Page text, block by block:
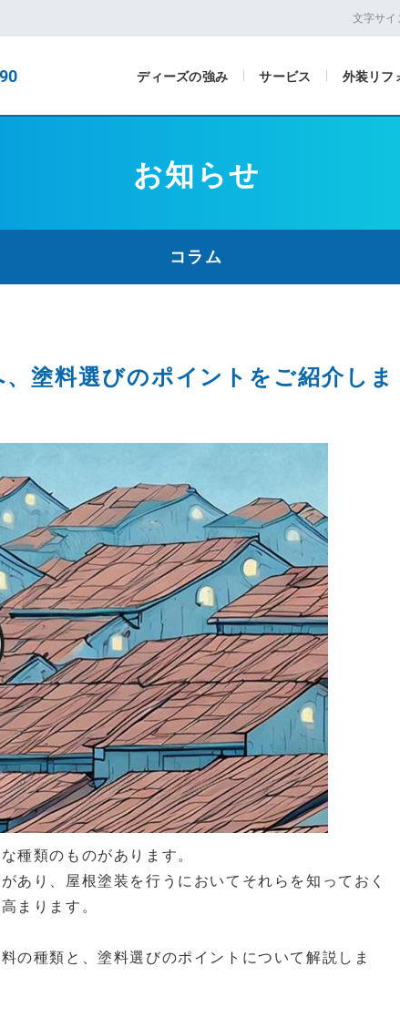
文字サイ
ディーズの強み サービス 外装リフ
お知らせ
コラム
塗料選びのポイントをご紹介しま
種類のものがあります。
あり、屋根塗装を行うにおいてそれらを知っておく
まります。
の種類と、塗料選びのポイントについて解説しま